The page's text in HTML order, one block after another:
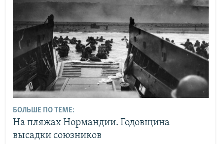
БОЛЬШЕ ПО ТЕМЕ:
На пляжах Нормандии. Годовщина
высадки союзников